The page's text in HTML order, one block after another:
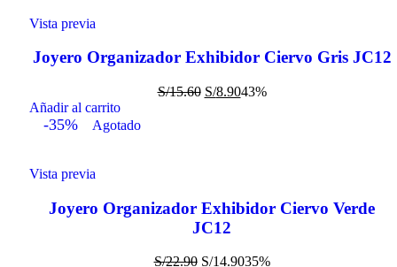
Vista previa
Joyero Organizador Exhibidor Ciervo Gris JC12
S/15.60 S/8.9043%
Añadir al carrito
-35% Agotado
Vista previa
Joyero Organizador Exhibidor Ciervo Verde
JC12
S/22.90 S/14.9035%